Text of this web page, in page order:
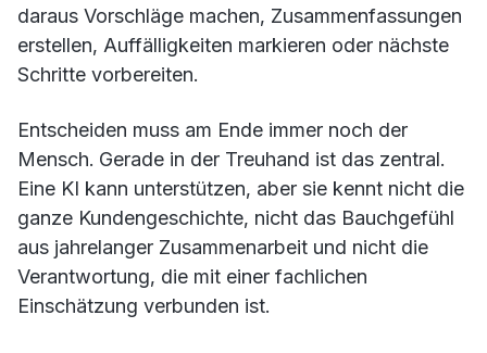
daraus Vorschläge machen, Zusammenfassungen
erstellen, Auffälligkeiten markieren oder nächste
Schritte vorbereiten.
Entscheiden muss am Ende immer noch der
Mensch. Gerade in der Treuhand ist das zentral.
Eine KI kann unterstützen, aber sie kennt nicht die
ganze Kundengeschichte, nicht das Bauchgefühl
aus jahrelanger Zusammenarbeit und nicht die
Verantwortung, die mit einer fachlichen
Einschätzung verbunden ist.